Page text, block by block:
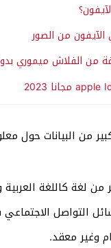
من الصور
من الفلاش ميموري
من البيانات حول
لغة كاللغة العربية
التواصل
وغير معقد.